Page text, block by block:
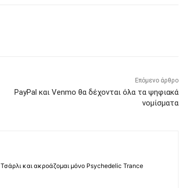
Επόμενο άρθρο
PayPal και Venmo θα δέχονται όλα τα ψηφιακά
νομίσματα
και ακροάζομαι μόνο Psychedelic Trance